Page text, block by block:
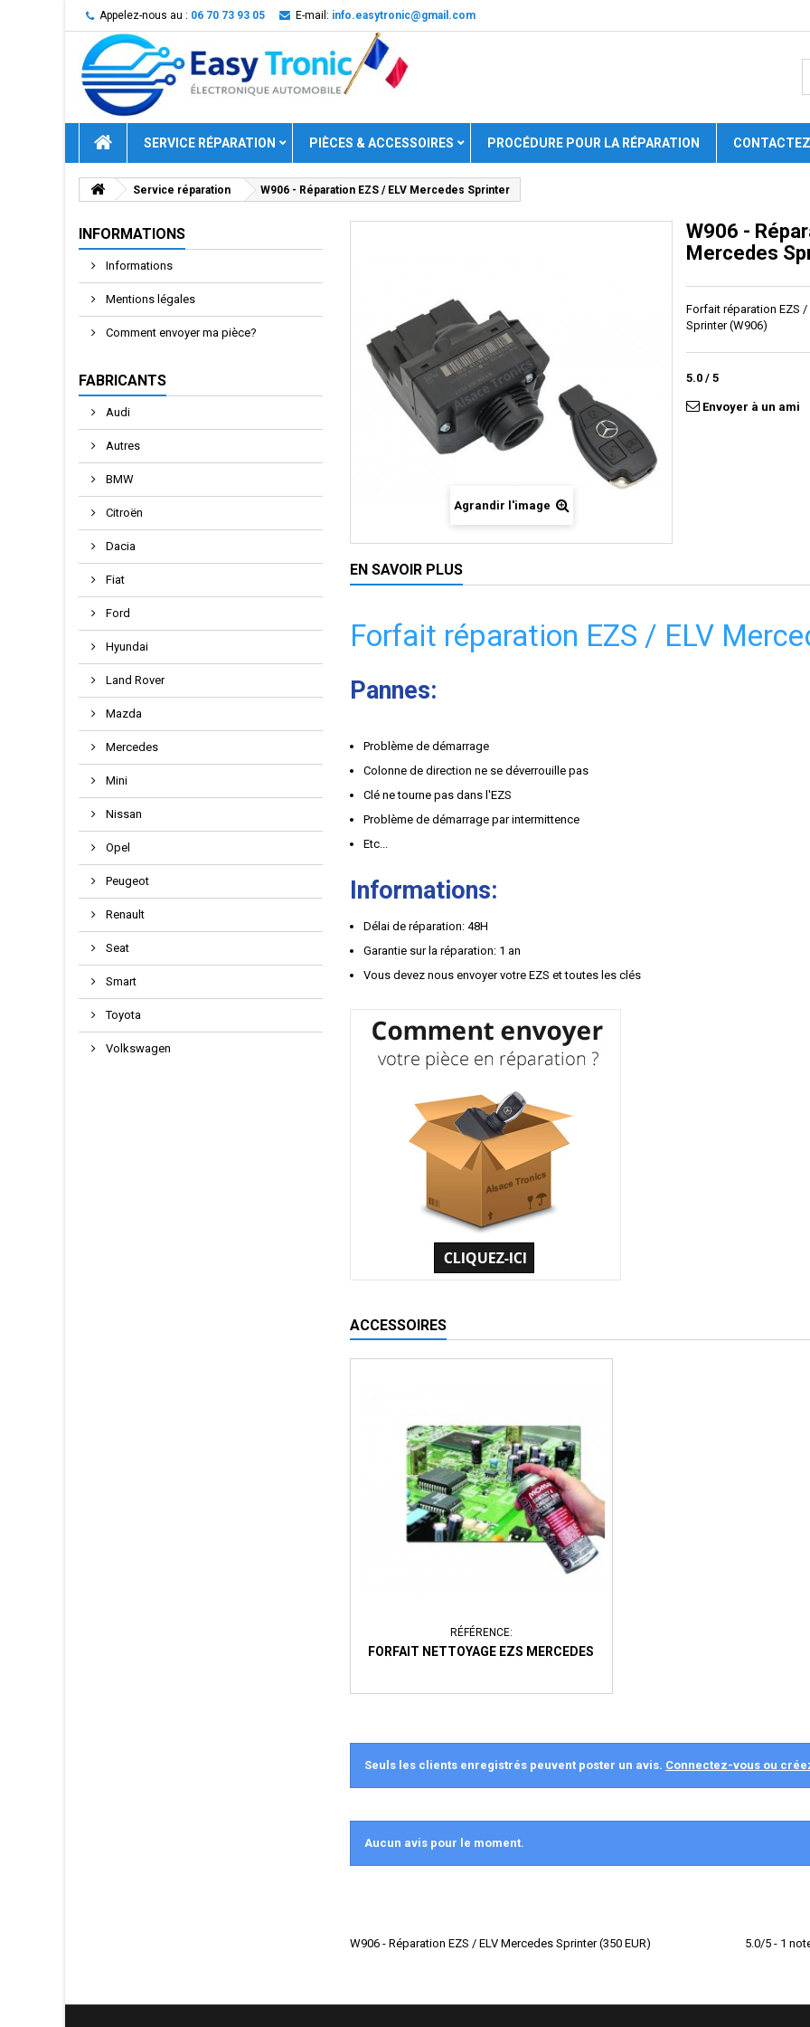
Appelez-nous au : 06 70 73 93 05 E-mail: info.easytronic@gmail.com
SERVICE RÉPARATION PIÈCES & ACCESSOIRES PROCÉDURE POUR LA RÉPARATION
Service réparation W906 - Réparation EZS / ELV Mercedes Sprinter
INFORMATIONS
Informations
Mentions légales
Comment envoyer ma pièce?
FABRICANTS
Audi
Autres
BMW
Citroën
Dacia
Fiat
Ford
Hyundai
Land Rover
Mazda
Mercedes
Mini
Nissan
Opel
Peugeot
Renault
Seat
Smart
Toyota
Volkswagen
Agrandir l'image
W906 -
Mercedes
Forfait réparation EZS
Sprinter (W906)
5.0 / 5
Envoyer à un ami
EN SAVOIR PLUS
Forfait réparation EZS / ELV
Pannes:
Problème de démarrage
Colonne de direction ne se déverrouille pas
Clé ne tourne pas dans l'EZS
Problème de démarrage par intermittence
Etc...
Informations:
Délai de réparation: 48H
Garantie sur la réparation: 1 an
Vous devez nous envoyer votre EZS et toutes les clés
ACCESSOIRES
RÉFÉRENCE:
FORFAIT NETTOYAGE EZS MERCEDES
Seuls les clients enregistrés peuvent poster un avis. Connectez-vous ou
Aucun avis pour le moment.
W906 - Réparation EZS / ELV Mercedes Sprinter (350 EUR) 5.0/5 - 1